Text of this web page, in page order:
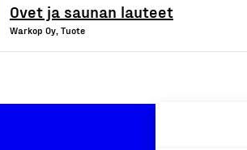
Ovet ja saunan lauteet
Warkop Oy, Tuote